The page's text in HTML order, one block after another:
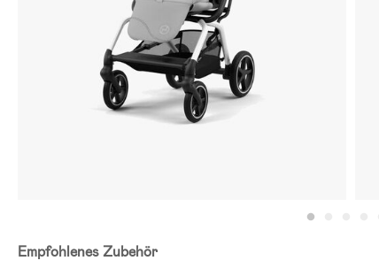
Empfohlenes Zubehör